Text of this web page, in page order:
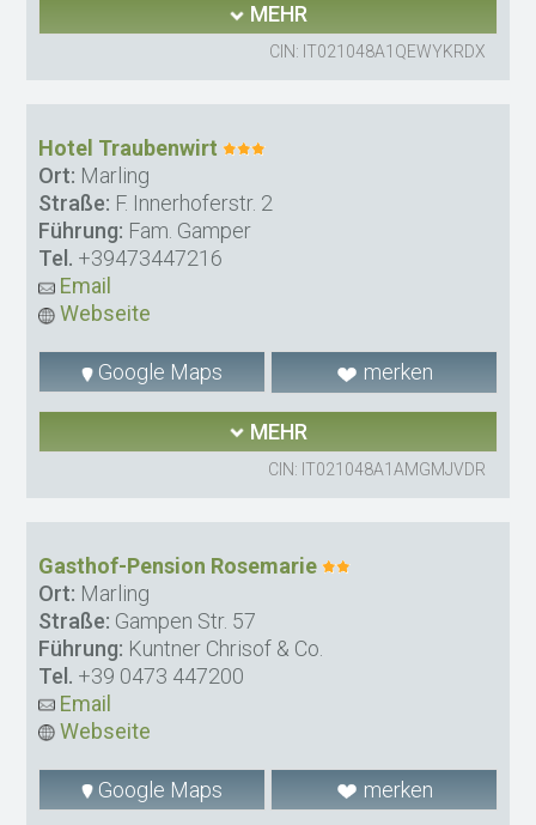
MEHR
CIN: IT021048A1QEWYKRDX
Hotel Traubenwirt
Ort: Marling
Straße: F. Innerhoferstr. 2
Führung: Fam. Gamper
Tel. +39473447216
Email
Webseite
Google Maps merken
MEHR
CIN: IT021048A1AMGMJVDR
Gasthof-Pension Rosemarie
Ort: Marling
Straße: Gampen Str. 57
Führung: Kuntner Chrisof & Co.
Tel. +39 0473 447200
Email
Webseite
Google Maps merken